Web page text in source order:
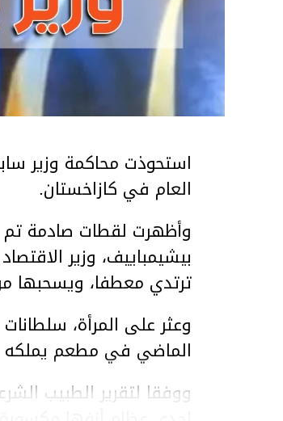
استحوذت محاكمة وزير
العام في كازاخستان.
وأظهرت لقطات صادمة تم
بيشيمباييف، وزير
ترتدي معطفا، ويسحبها
الماضي في مطعم يملكه
ووفقا لتقرير الطبيب